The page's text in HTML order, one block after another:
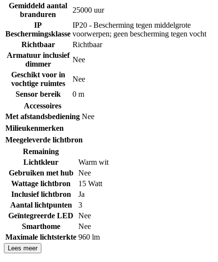
Gemiddeld aantal
branduren
25000 uur
IP
Beschermingsklasse
IP20 - Bescherming tegen middelgrote
voorwerpen; geen bescherming tegen vocht
Richtbaar
Richtbaar
Armatuur inclusief
dimmer
Nee
Geschikt voor in
vochtige ruimtes
Nee
Sensor bereik
0 m
Accessoires
Met afstandsbediening Nee
Milieukenmerken
Meegeleverde lichtbron
Remaining
Lichtkleur
Warm wit
Gebruiken met hub
Nee
Wattage lichtbron
15 Watt
Inclusief lichtbron
Ja
Aantal lichtpunten
3
Geïntegreerde LED
Nee
Smarthome
Nee
Maximale lichtsterkte 960 lm
Lees meer